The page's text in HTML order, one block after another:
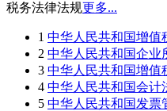
税务法律法规更多...
1 中华人民共和国增值
2 中华人民共和国企业
3 中华人民共和国增值
4 中华人民共和国会计
5 中华人民共和国发票